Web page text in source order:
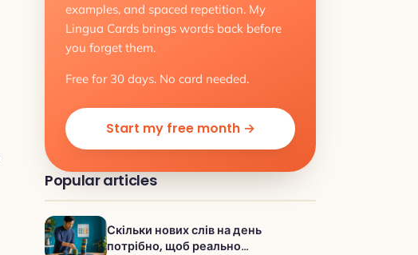
examples, and spaced repetition. My
Lingua Cards brings words back before
you forget them.
Free for 30 days. No card needed.
Start my free month →
Popular articles
Скільки нових слів на день
потрібно, щоб реально